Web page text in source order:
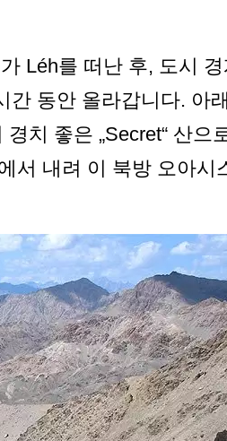
Léh를 떠난 후, 도시
동안 올라갑니다. 아
치 좋은 „Secret“ 산으
서 내려 이 북방 오아시